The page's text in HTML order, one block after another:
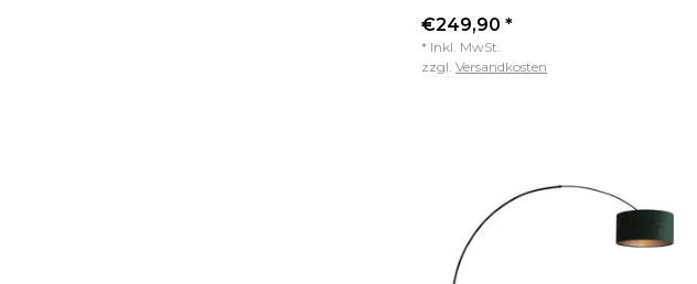
€249,90 *
* Inkl. MwSt.
zzgl. Versandkosten